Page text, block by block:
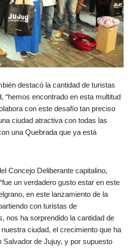
destacó la cantidad de turistas
“hemos encontrado en esta multitud
con este desafío tan preciso
ciudad atractiva con todas las
una Quebrada que ya está
Concejo Deliberante capitalino,
un verdadero gusto estar en este
en este lanzamiento de la
con turistas de
nos ha sorprendido la cantidad de
ciudad, el crecimiento que ha
Salvador de Jujuy, y por supuesto